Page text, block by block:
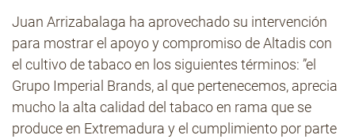
Juan Arrizabalaga ha aprovechado su intervención
para mostrar el apoyo y compromiso de Altadis con
el cultivo de tabaco en los siguientes términos: ”el
Grupo Imperial Brands, al que pertenecemos, aprecia
mucho la alta calidad del tabaco en rama que se
produce en Extremadura y el cumplimiento por parte